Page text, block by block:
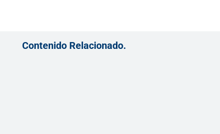
Contenido Relacionado.